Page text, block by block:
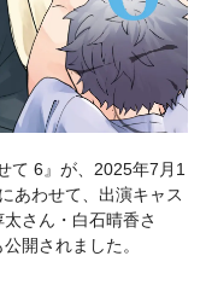
て 6』が、2025年7月1
あわせて、出演キャス
さん・白石晴香さ
開されました。